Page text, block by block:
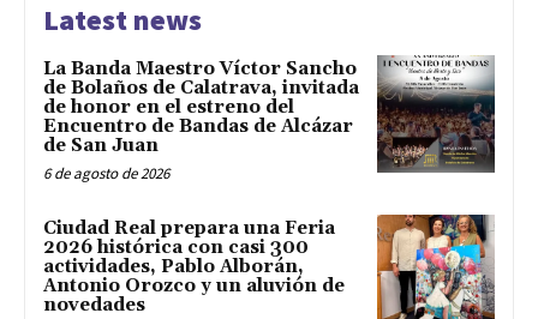
Latest news
La Banda Maestro Víctor Sancho
de Bolaños de Calatrava, invitada
de honor en el estreno del
Encuentro de Bandas de Alcázar
de San Juan
6 de agosto de 2026
Ciudad Real prepara una Feria
2026 histórica con casi 300
actividades, Pablo Alborán,
Antonio Orozco y un aluvión de
novedades